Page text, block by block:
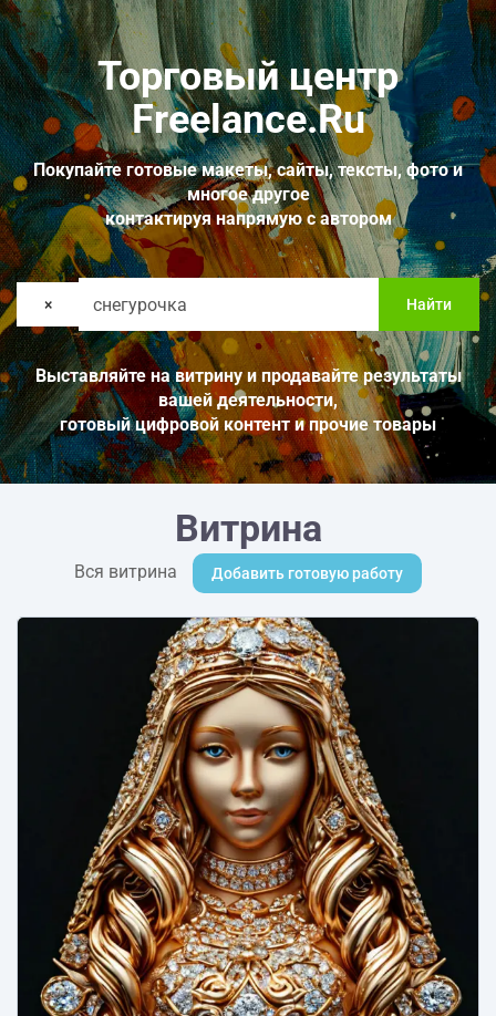
Торговый центр
Freelance.Ru
Покупайте готовые макеты, сайты, тексты, фото и
многое другое
контактируя напрямую с автором
× Найти
Выставляйте на витрину и продавайте результаты
вашей деятельности,
готовый цифровой контент и прочие товары
Витрина
Вся витрина Добавить готовую работу